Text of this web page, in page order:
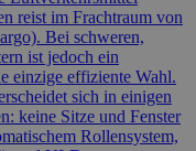
reist im Frachtraum von
Bei schweren,
ist jedoch ein
einzige effiziente Wahl.
sich in einigen
keine Sitze und Fenster
Rollensystem,